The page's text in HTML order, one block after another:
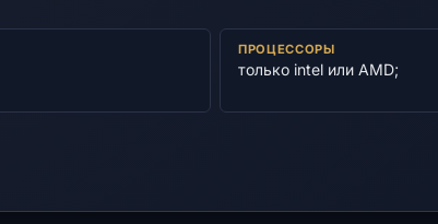
ПРОЦЕССОРЫ
только intel или AMD;